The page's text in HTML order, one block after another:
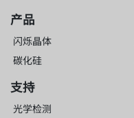
产品
闪烁晶体
碳化硅
支持
光学检测